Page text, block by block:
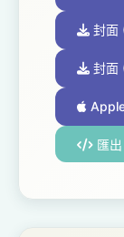
封面
封面
匯